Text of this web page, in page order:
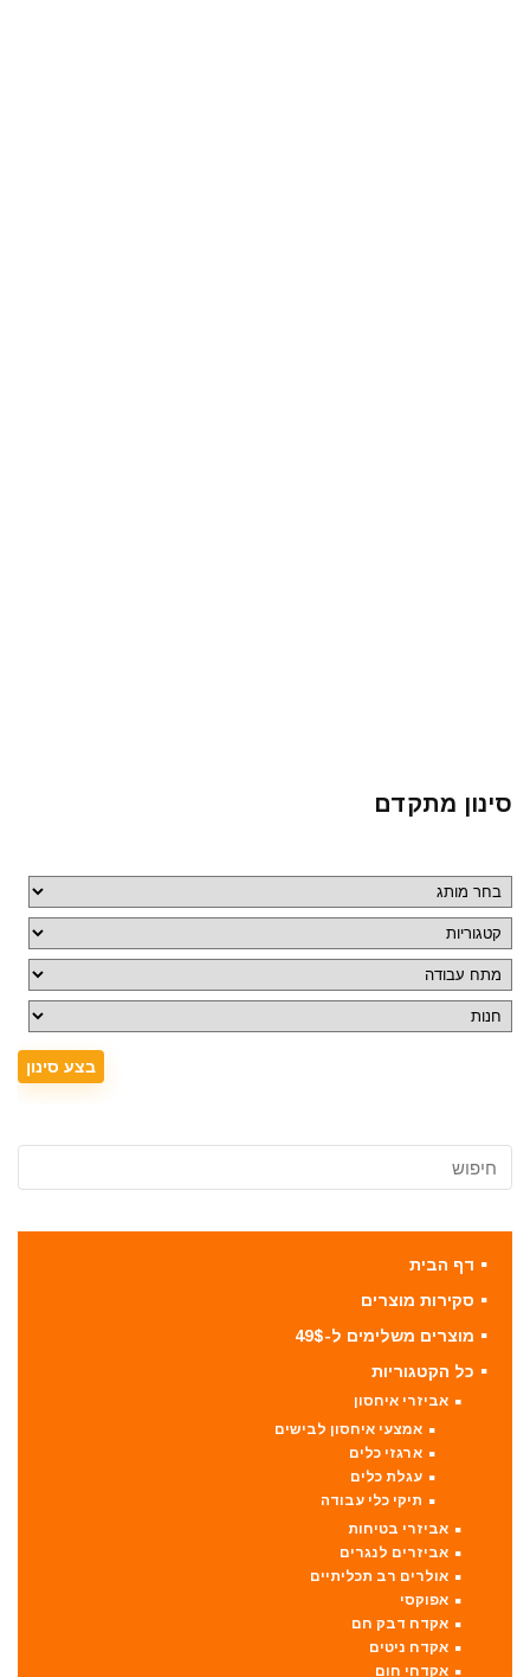
סינון מתקדם
דף הבית
סקירות מוצרים
מוצרים משלימים ל-49$
כל הקטגוריות
אביזרי איחסון
אמצעי איחסון לבישים
ארגזי כלים
עגלת כלים
תיקי כלי עבודה
אביזרי בטיחות
אביזרים לנגרים
אולרים רב תכליתיים
אפוקסי
אקדח דבק חם
אקדח ניטים
אקדחי חום